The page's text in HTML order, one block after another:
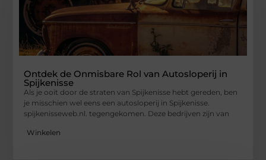
Ontdek de Onmisbare Rol van Autosloperij in
Spijkenisse
Als je ooit door de straten van Spijkenisse hebt gereden, ben
je misschien wel eens een autosloperij in Spijkenisse.
spijkenisseweb.nl. tegengekomen. Deze bedrijven zijn van
Winkelen